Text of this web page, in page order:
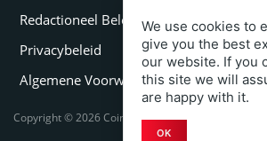
Redactioneel Beleid
Privacybeleid
Algemene Voorwaarden
Copyright © 2026 Coinspeaker LTD. All rights
We use cookies to
give you the best
our website. If you
this site we will
are happy with it.
OK